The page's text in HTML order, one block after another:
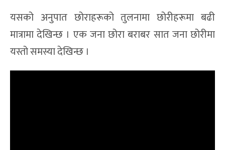
यसको अनुपात छोराहरूको तुलनामा छोरीहरूमा बढी
मात्रामा देखिन्छ । एक जना छोरा बराबर सात जना छोरीमा
यस्तो समस्या देखिन्छ ।